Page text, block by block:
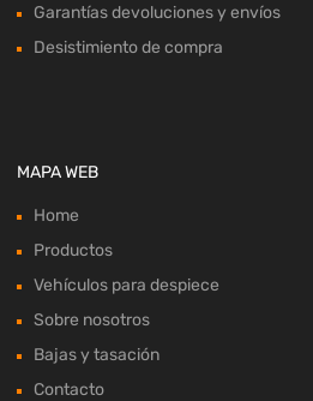
Garantías devoluciones y envíos
Desistimiento de compra
MAPA WEB
Home
Productos
Vehículos para despiece
Sobre nosotros
Bajas y tasación
Contacto